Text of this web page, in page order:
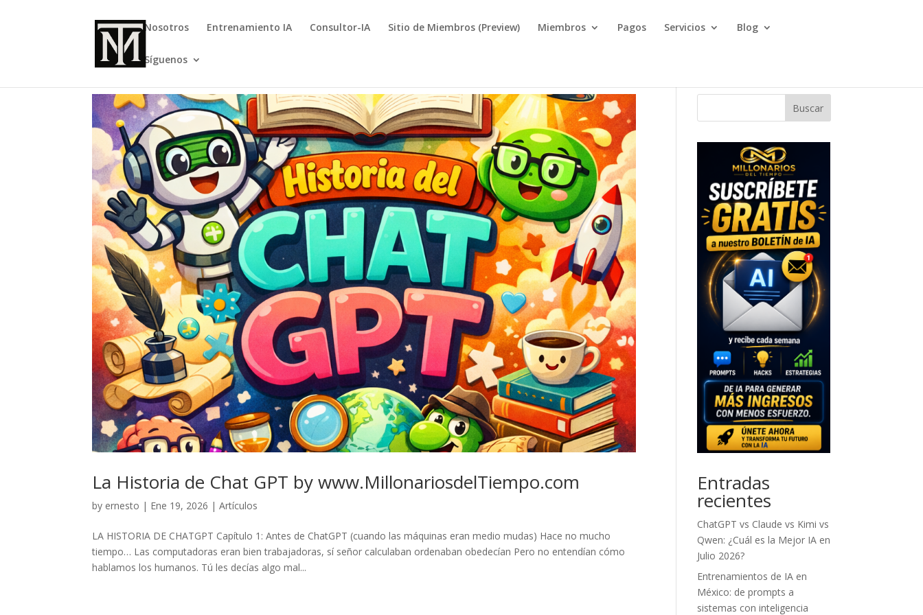
Nosotros Entrenamiento IA Consultor-IA Sitio de Miembros (Preview) Miembros Pagos Servicios Blog
Síguenos
La Historia de Chat GPT by www.MillonariosdelTiempo.com
by ernesto | Ene 19, 2026 |Artículos
LA HISTORIA DE CHATGPT Capítulo 1: Antes de ChatGPT (cuando las máquinas eran medio mudas) Hace no mucho
tiempo… Las computadoras eran bien trabajadoras, sí señor calculaban ordenaban obedecían Pero no entendían cómo
hablamos los humanos. Tú les decías algo mal...
Buscar
Entradas
recientes
ChatGPT vs Claude vs Kimi vs
Qwen: ¿Cuál es la Mejor IA en
Julio 2026?
Entrenamientos de IA en
México: de prompts a
sistemas con inteligencia